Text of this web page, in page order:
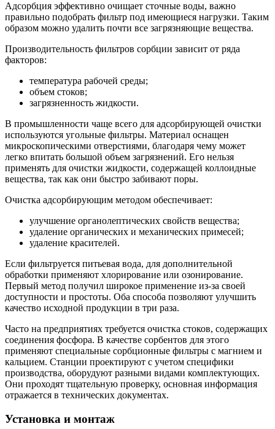
Адсорбция эффективно очищает сточные воды, важно
правильно подобрать фильтр под имеющиеся нагрузки. Таким
образом можно удалить почти все загрязняющие вещества.
Производительность фильтров сорбции зависит от ряда
факторов:
температура рабочей среды;
объем стоков;
загрязненность жидкости.
В промышленности чаще всего для адсорбирующей очистки
используются угольные фильтры. Материал оснащен
микроскопическими отверстиями, благодаря чему может
легко впитать большой объем загрязнений. Его нельзя
применять для очистки жидкости, содержащей коллоидные
вещества, так как они быстро забивают поры.
Очистка адсорбирующим методом обеспечивает:
улучшение органолептических свойств вещества;
удаление органических и механических примесей;
удаление красителей.
Если фильтруется питьевая вода, для дополнительной
обработки применяют хлорирование или озонирование.
Первый метод получил широкое применение из-за своей
доступности и простоты. Оба способа позволяют улучшить
качество исходной продукции в три раза.
Часто на предприятиях требуется очистка стоков, содержащих
соединения фосфора. В качестве сорбентов для этого
применяют специальные сорбционные фильтры с магнием и
кальцием. Станции проектируют с учетом специфики
производства, оборудуют разными видами комплектующих.
Они проходят тщательную проверку, основная информация
отражается в технических документах.
Установка и монтаж